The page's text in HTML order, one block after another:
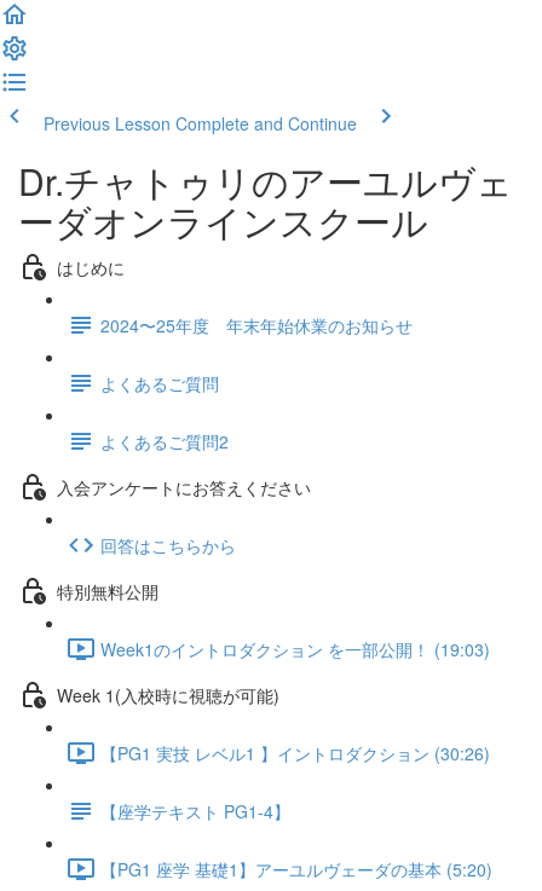
Previous Lesson Complete and Continue
Dr.チャトゥリのアーユルヴェ
ーダオンラインスクール
はじめに
2024〜25年度 年末年始休業のお知らせ
よくあるご質問
よくあるご質問2
入会アンケートにお答えください
回答はこちらから
特別無料公開
Week1のイントロダクション を一部公開！ (19:03)
Week 1(入校時に視聴が可能)
【PG1 実技 レベル1 】イントロダクション (30:26)
【座学テキスト PG1-4】
【PG1 座学 基礎1】アーユルヴェーダの基本 (5:20)